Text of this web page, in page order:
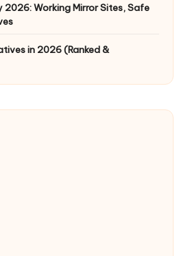
2026: Working Mirror Sites, Safe
in 2026 (Ranked &